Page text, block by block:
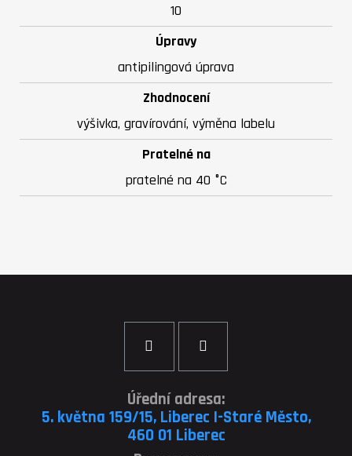
10
Úpravy
antipilingová úprava
Zhodnocení
výšivka, gravírování, výměna labelu
Pratelné na
pratelné na 40 °C
Úřední adresa:
5. května 159/15, Liberec I-Staré Město,
460 01 Liberec